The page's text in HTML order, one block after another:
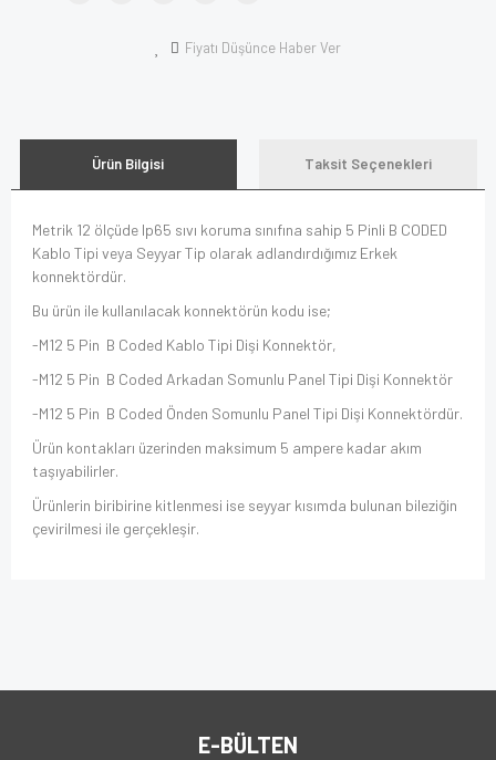
Fiyatı Düşünce Haber Ver
Ürün Bilgisi Taksit Seçenekleri
Metrik 12 ölçüde Ip65 sıvı koruma sınıfına sahip 5 Pinli B CODED
Kablo Tipi veya Seyyar Tip olarak adlandırdığımız Erkek
konnektördür.
Bu ürün ile kullanılacak konnektörün kodu ise;
-M12 5 Pin B Coded Kablo Tipi Dişi Konnektör,
-M12 5 Pin B Coded Arkadan Somunlu Panel Tipi Dişi Konnektör
-M12 5 Pin B Coded Önden Somunlu Panel Tipi Dişi Konnektördür.
Ürün kontakları üzerinden maksimum 5 ampere kadar akım
taşıyabilirler.
Ürünlerin biribirine kitlenmesi ise seyyar kısımda bulunan bileziğin
çevirilmesi ile gerçekleşir.
E-BÜLTEN